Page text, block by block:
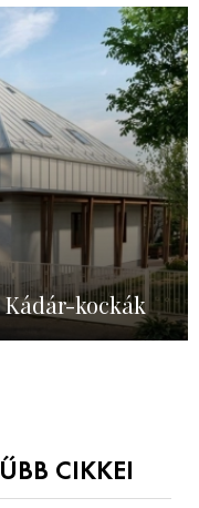
kockák
CIKKEI